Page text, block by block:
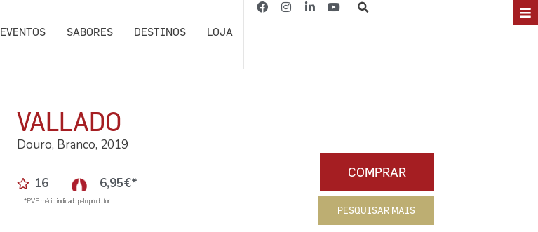
EVENTOS SABORES DESTINOS LOJA
VALLADO
Douro, Branco, 2019
16 6,95€*
*PVP médio indicado pelo produtor
COMPRAR
PESQUISAR MAIS